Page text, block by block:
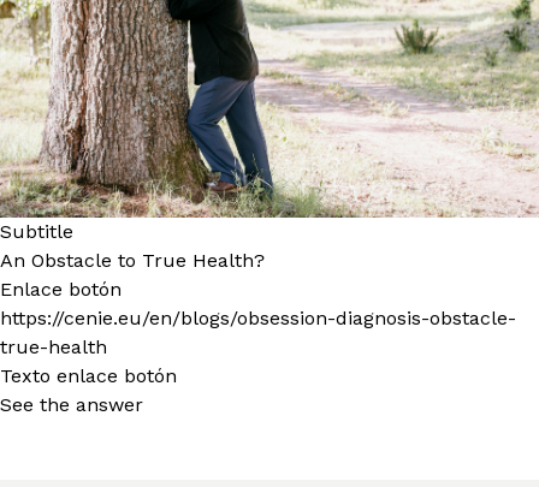
Subtitle
An Obstacle to True Health?
Enlace botón
https://cenie.eu/en/blogs/obsession-diagnosis-obstacle-
true-health
Texto enlace botón
See the answer